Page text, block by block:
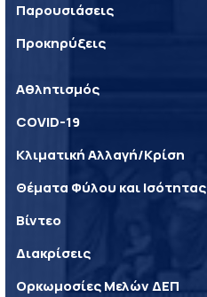
Παρουσιάσεις
Προκηρύξεις
Αθλητισμός
COVID-19
Κλιματική Αλλαγή/Κρίση
Θέματα Φύλου και Ισότητας
Βίντεο
Διακρίσεις
Ορκωμοσίες Μελών ΔΕΠ